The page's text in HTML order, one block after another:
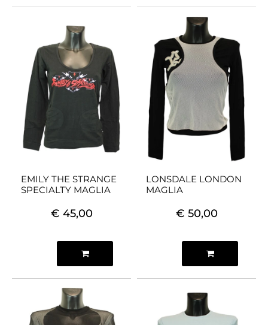
EMILY THE STRANGE
SPECIALTY MAGLIA
€ 45,00
LONSDALE LONDON
MAGLIA
€ 50,00